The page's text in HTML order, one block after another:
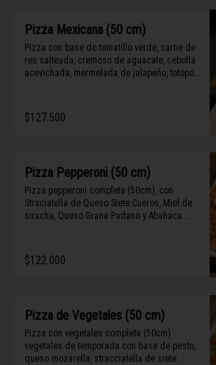
Pizza Mexicana (50 cm)
Pizza con base de tomatillo verde, carne de
res salteada, cremoso de aguacate, cebolla
acevichada, mermelada de jalapeño, totopos
$127.500
Pizza Pepperoni (50 cm)
Pizza pepperoni completa (50cm), con
Straciatella de Queso Siete Cueros, Miel de
siracha, Queso Grana Padano y Abahaca
$122.000
Pizza de Vegetales (50 cm)
Pizza con vegetales completa (50cm)
vegetales de temporada con base de pesto,
queso mozarella, stracciatella de siete